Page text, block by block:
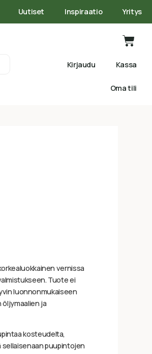
Uutiset Inspiraatio Yritys
Kirjaudu Kassa
Oma tili
vernissa
Tuote ei
luonnonmukaiseen
ja
kosteudelta,
sellaisenaan puupintojen